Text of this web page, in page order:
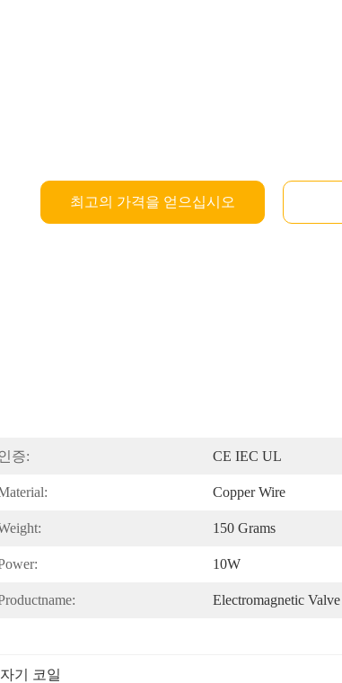
최고의 가격을 얻으십시오
인증: CE IEC UL
Copper Wire
150 Grams
10W
Electromagnetic
기 코일